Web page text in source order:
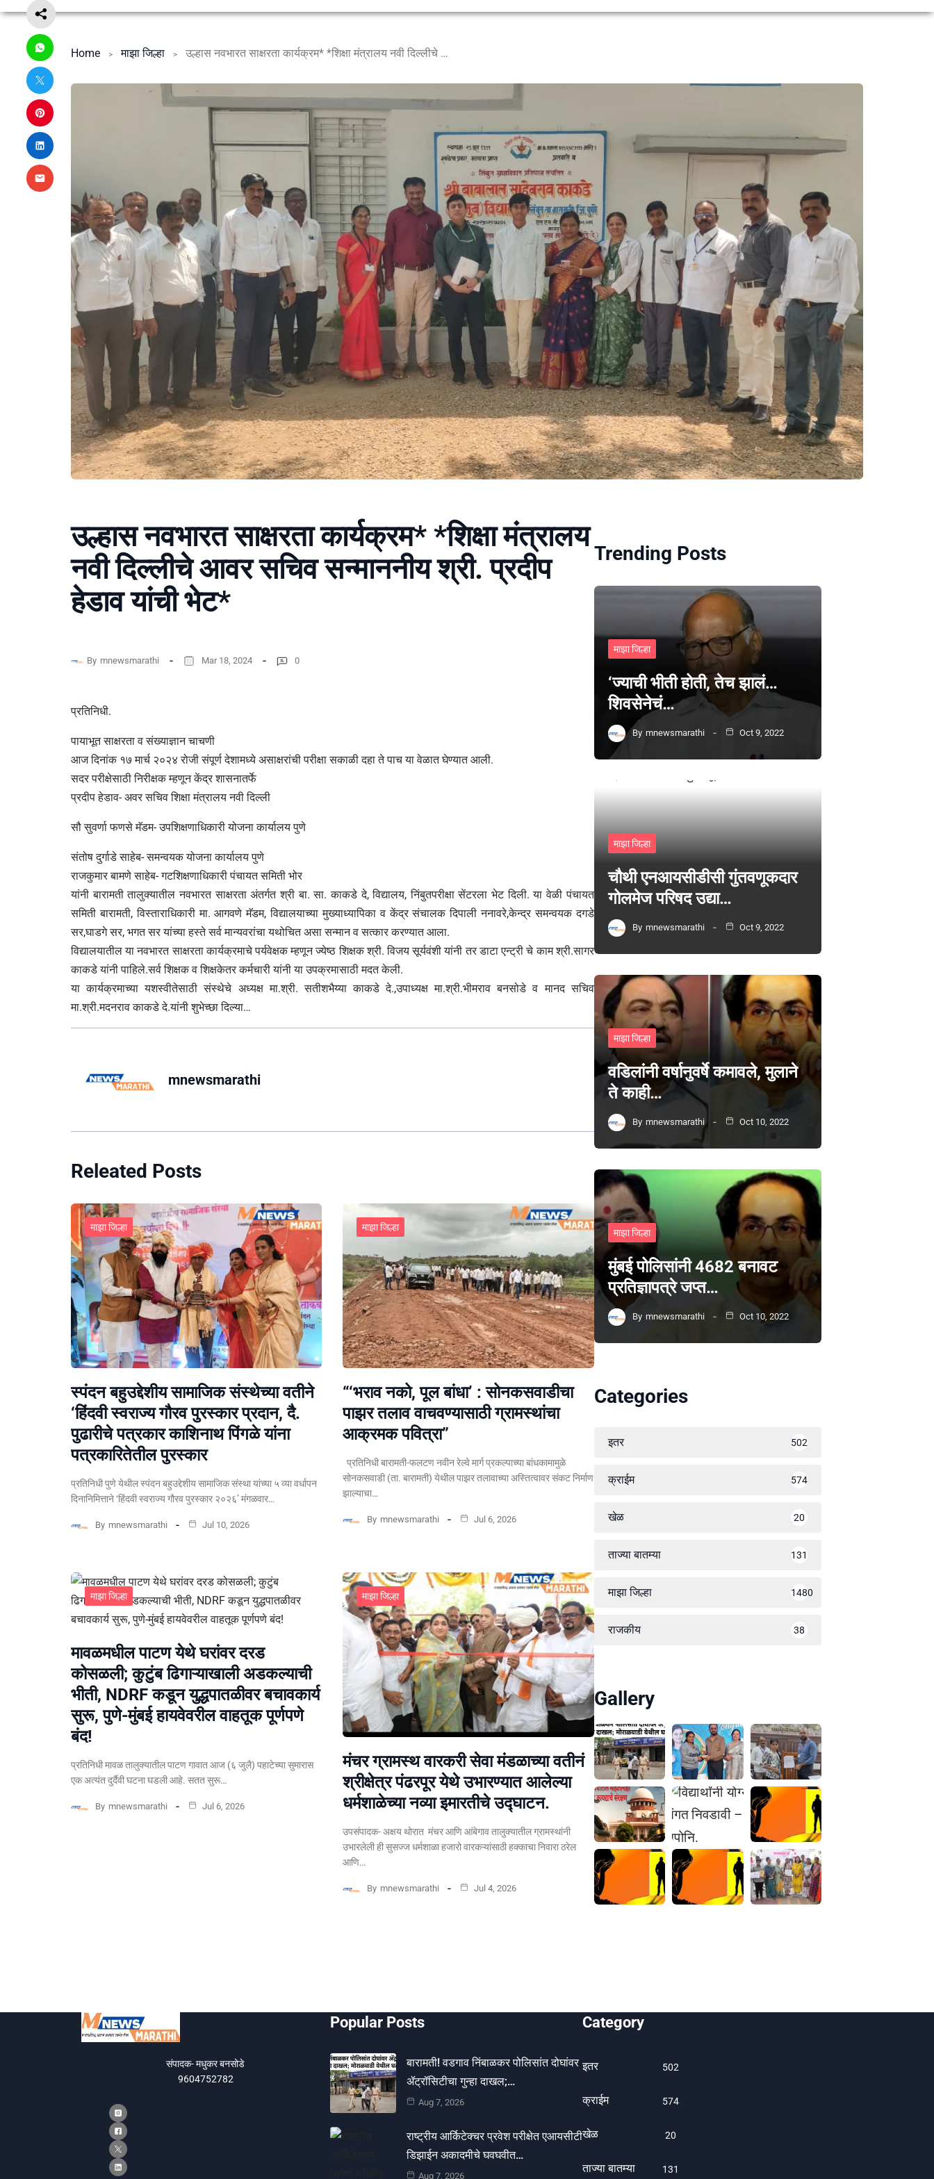
Home माझा जिल्हा उल्हास नवभारत साक्षरता कार्यक्रम* *शिक्षा मंत्रालय नवी दिल्लीचे आवर सचिव सन्माननीय श्री. प्रदीप हेडाव यांची भेट*
उल्हास नवभारत साक्षरता कार्यक्रम* *शिक्षा मंत्रालय
नवी दिल्लीचे आवर सचिव सन्माननीय श्री. प्रदीप
हेडाव यांची भेट*
By mnewsmarathi Mar 18, 2024 0
प्रतिनिधी.
पायाभूत साक्षरता व संख्याज्ञान चाचणी
आज दिनांक १७ मार्च २०२४ रोजी संपूर्ण देशामध्ये असाक्षरांची परीक्षा सकाळी दहा ते पाच या वेळात घेण्यात आली.
सदर परीक्षेसाठी निरीक्षक म्हणून केंद्र शासनातर्फे
प्रदीप हेडाव- अवर सचिव शिक्षा मंत्रालय नवी दिल्ली
सौ सुवर्णा फणसे मॅडम- उपशिक्षणाधिकारी योजना कार्यालय पुणे
संतोष दुर्गाडे साहेब- समन्वयक योजना कार्यालय पुणे
राजकुमार बामणे साहेब- गटशिक्षणाधिकारी पंचायत समिती भोर
यांनी बारामती तालुक्यातील नवभारत साक्षरता अंतर्गत श्री बा. सा. काकडे दे, विद्यालय, निंबुतपरीक्षा सेंटरला भेट दिली. या वेळी पंचायत
समिती बारामती, विस्ताराधिकारी मा. आगवणे मॅडम, विद्यालयाच्या मुख्याध्यापिका व केंद्र संचालक दिपाली ननावरे,केन्द्र समन्वयक दगडे
सर,घाडगे सर, भगत सर यांच्या हस्ते सर्व मान्यवरांचा यथोचित असा सन्मान व सत्कार करण्यात आला.
विद्यालयातील या नवभारत साक्षरता कार्यक्रमाचे पर्यवेक्षक म्हणून ज्येष्ठ शिक्षक श्री. विजय सूर्यवंशी यांनी तर डाटा एन्ट्री चे काम श्री.सागर
काकडे यांनी पाहिले.सर्व शिक्षक व शिक्षकेतर कर्मचारी यांनी या उपक्रमासाठी मदत केली.
या कार्यक्रमाच्या यशस्वीतेसाठी संस्थेचे अध्यक्ष मा.श्री. सतीशभैय्या काकडे दे.,उपाध्यक्ष मा.श्री.भीमराव बनसोडे व मानद सचिव
मा.श्री.मदनराव काकडे दे.यांनी शुभेच्छा दिल्या…
mnewsmarathi
Releated Posts
माझा जिल्हा
स्पंदन बहुउद्देशीय सामाजिक संस्थेच्या वतीने
‘हिंदवी स्वराज्य गौरव पुरस्कार प्रदान, दै.
पुढारीचे पत्रकार काशिनाथ पिंगळे यांना
पत्रकारितेतील पुरस्कार
प्रतिनिधी पुणे येथील स्पंदन बहुउद्देशीय सामाजिक संस्था यांच्या ५ व्या वर्धापन
दिनानिमित्ताने ‘हिंदवी स्वराज्य गौरव पुरस्कार २०२६’ मंगळवार…
By mnewsmarathi Jul 10, 2026
माझा जिल्हा
“‘भराव नको, पूल बांधा’ : सोनकसवाडीचा
पाझर तलाव वाचवण्यासाठी ग्रामस्थांचा
आक्रमक पवित्रा”
प्रतिनिधी बारामती-फलटण नवीन रेल्वे मार्ग प्रकल्पाच्या बांधकामामुळे
सोनकसवाडी (ता. बारामती) येथील पाझर तलावाच्या अस्तित्वावर संकट निर्माण
झाल्याचा…
By mnewsmarathi Jul 6, 2026
माझा जिल्हा
मावळमधील पाटण येथे घरांवर दरड
कोसळली; कुटुंब ढिगाऱ्याखाली अडकल्याची
भीती, NDRF कडून युद्धपातळीवर बचावकार्य
सुरू, पुणे-मुंबई हायवेवरील वाहतूक पूर्णपणे
बंद!
​प्रतिनिधी मावळ तालुक्यातील पाटण गावात आज (६ जुलै) पहाटेच्या सुमारास
एक अत्यंत दुर्दैवी घटना घडली आहे. सतत सुरू…
By mnewsmarathi Jul 6, 2026
माझा जिल्हा
मंचर ग्रामस्थ वारकरी सेवा मंडळाच्या वतीनं
श्रीक्षेत्र पंढरपूर येथे उभारण्यात आलेल्या
धर्मशाळेच्या नव्या इमारतीचे उद्घाटन.
उपसंपादक- अक्षय थोरात मंचर आणि आंबेगाव तालुक्यातील ग्रामस्थांनी
उभारलेली ही सुसज्ज धर्मशाळा हजारो वारकऱ्यांसाठी हक्काचा निवारा ठरेल
आणि…
By mnewsmarathi Jul 4, 2026
Trending Posts
माझा जिल्हा
‘ज्याची भीती होती, तेच झालं…
शिवसेनेचं…
By mnewsmarathi Oct 9, 2022
माझा जिल्हा
चौथी एनआयसीडीसी गुंतवणूकदार
गोलमेज परिषद उद्या…
By mnewsmarathi Oct 9, 2022
माझा जिल्हा
वडिलांनी वर्षानुवर्षे कमावले, मुलाने
ते काही…
By mnewsmarathi Oct 10, 2022
माझा जिल्हा
मुंबई पोलिसांनी 4682 बनावट
प्रतिज्ञापत्रे जप्त…
By mnewsmarathi Oct 10, 2022
Categories
इतर 502
क्राईम 574
खेळ 20
ताज्या बातम्या 131
माझा जिल्हा 1480
राजकीय 38
Gallery
संपादक- मधुकर बनसोडे
9604752782
Popular Posts
बारामती! वडगाव निंबाळकर पोलिसांत दोघांवर
ॲट्रॉसिटीचा गुन्हा दाखल;…
Aug 7, 2026
राष्ट्रीय आर्किटेक्चर प्रवेश परीक्षेत एआयसीटी
डिझाईन अकादमीचे घवघवीत…
Aug 7, 2026
Category
इतर 502
क्राईम 574
खेळ 20
ताज्या बातम्या 131